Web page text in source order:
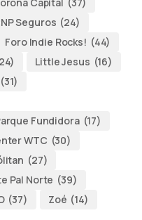
Seguros (24)
Foro Indie Rocks! (44)
Little Jesus (16)
(31)
Fundidora (17)
WTC (30)
(27)
Pal Norte (39)
(37) Zoé (14)